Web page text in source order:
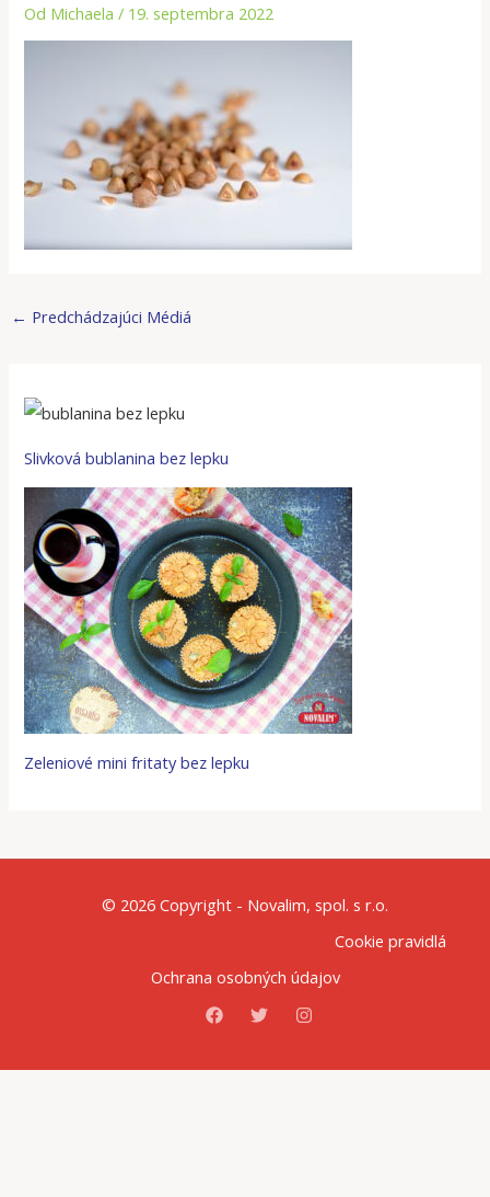
Od Michaela/ 19. septembra 2022
← Predchádzajúci Médiá
Slivková bublanina bez lepku
Zeleniové mini fritaty bez lepku
© 2026 Copyright - Novalim, spol. s r.o.
Cookie pravidlá
Ochrana osobných údajov